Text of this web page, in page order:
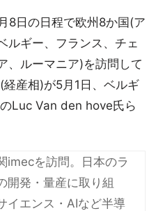
8日の日程で欧州8か国(ア
ルギー、フランス、チェ
、ルーマニア)を訪問して
産相)が5月1日、ベルギ
Luc Van den hove氏ら
imecを訪問。日本のラ
開発・量産に取り組
イエンス・AIなど半導